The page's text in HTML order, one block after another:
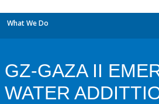
What We Do
GZ-GAZA II
WATER